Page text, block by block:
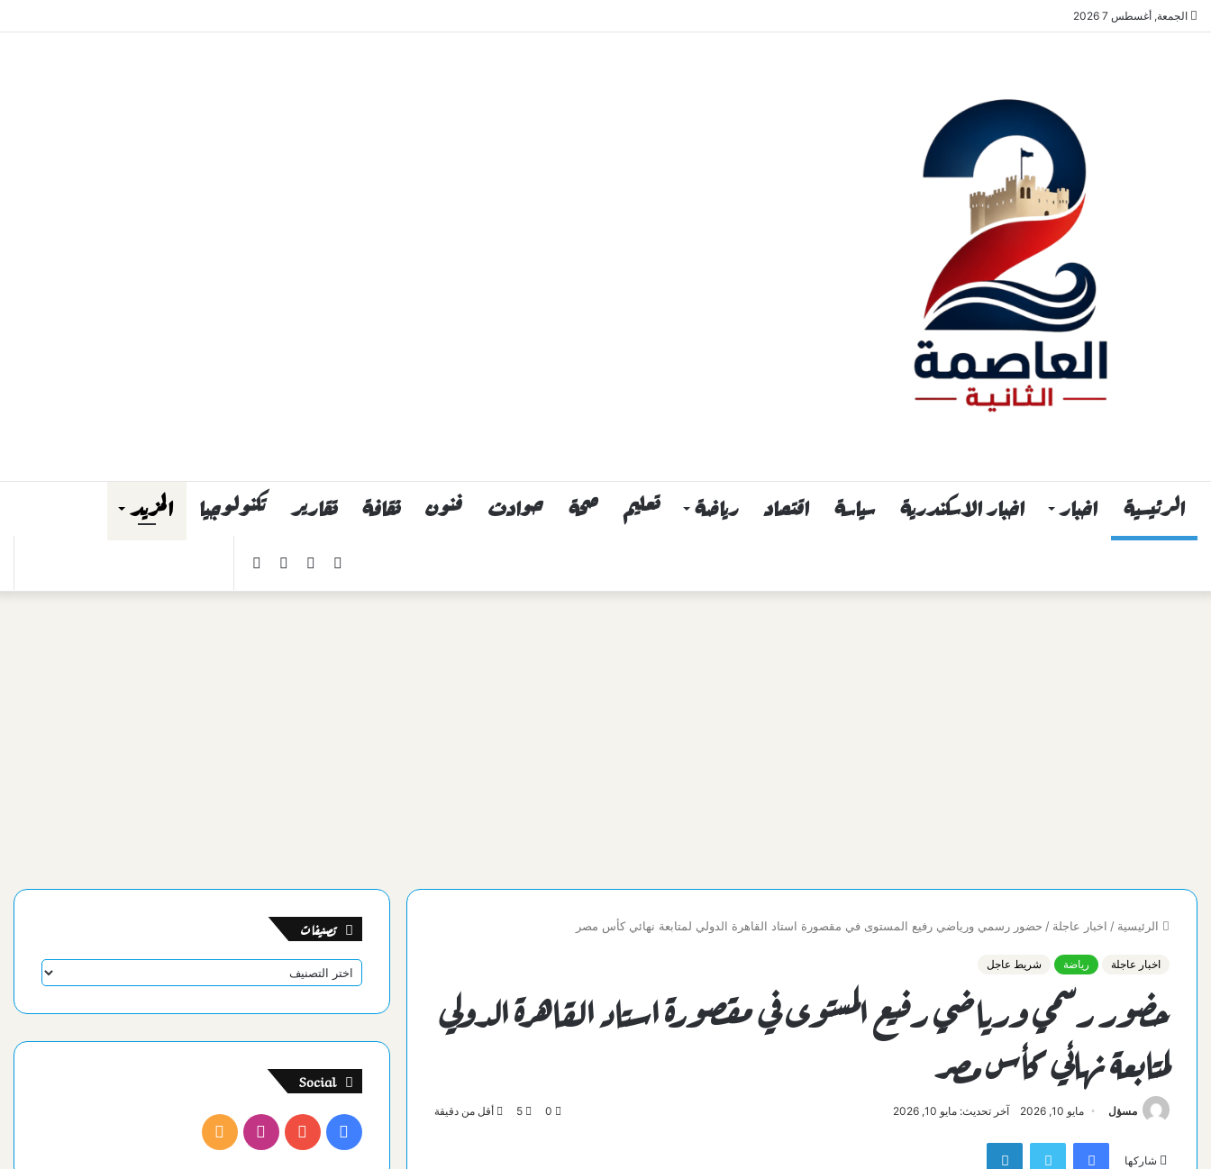
الجمعة, أغسطس 7 2026
الرئيسية اخبار اخبار الاسكندرية سياسة اقتصاد رياضة تعليم صحة حوادث فنون ثقافة تقارير تكنولوجيا المزيد
انستقرام يوتيوبفيسبوك
الرئيسية / اخبار عاجلة / حضور رسمي ورياضي رفيع المستوى في مقصورة استاد القاهرة الدولي لمتابعة نهائي كأس مصر
اخبار عاجلة رياضة شريط عاجل
حضور رسمي ورياضي رفيع المستوى في مقصورة استاد القاهرة الدولي
لمتابعة نهائي كأس مصر
مسؤل مايو 10, 2026 آخر تحديث: مايو 10, 2026 0
5 أقل من دقيقة
شاركها
فيسبوك تويتر لينكدإن
تصنيفات
تصنيفات
Social
فيسبوكيوتيوبانستقرامملخص